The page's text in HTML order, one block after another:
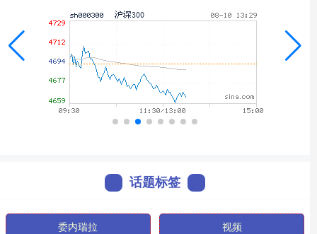
话题标签
委内瑞拉 视频